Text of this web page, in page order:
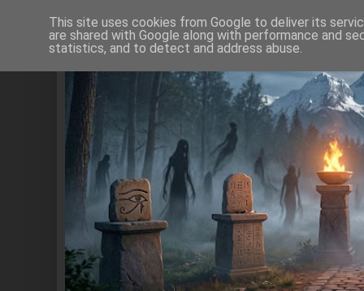
This site uses cookies from Google to deliver its
are shared with Google along with performance and
statistics, and to detect and address abuse.